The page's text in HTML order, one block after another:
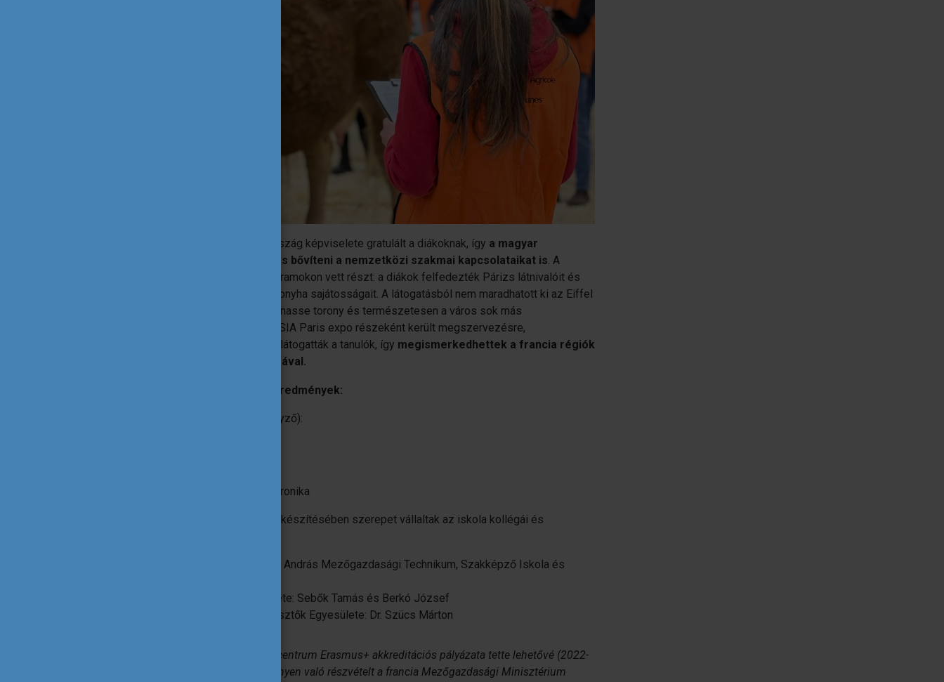
Az eredményhirdetést követően több ország képviselete gratulált a diákoknak, így a magyar
csapatoknak lehetősége volt ápolni és bővíteni a nemzetközi szakmai kapcsolataikat is. A
csoport a versenyen kívül kulturális programokon vett részt: a diákok felfedezték Párizs látnivalóit és
megismerhették a méltán híres francia konyha sajátosságait. A látogatásból nem maradhatott ki az Eiffel
torony, a Louvre, a Montmarte, a Montparnasse torony és természetesen a város sok más
nevezetessége sem. Mivel a verseny a SIA Paris expo részeként került megszervezésre,
természetesen magát a kiállítást is meglátogatták a tanulók, így megismerkedhettek a francia régiók
gasztronómiájával és mezőgazdaságával.
A magyar tanulók által elért pontos eredmények:
Szarvasmarha küllemi bírálat (63 versenyző):
Felkészítést vezető kolléga: Tavaszi Veronika
A szarvasmarha küllemi bírálatra való felkészítésében szerepet vállaltak az iskola kollégái és
A Közép-magyarországi ASzC Fáy András Mezőgazdasági Technikum, Szakképző Iskola és
Holstein-fríz Tenyésztők Egyesülete: Sebők Tamás és Berkó József
Limousin és Blonde’Aqutain Tenyésztők Egyesülete: Dr. Szücs Márton
A versenyzők és a kollégák kiutazását a centrum Erasmus+ akkreditációs pályázata tette lehetővé (2022-
1-HU01-KA121-VET-000065960), a versenyen való részvételt a francia Mezőgazdasági Minisztérium